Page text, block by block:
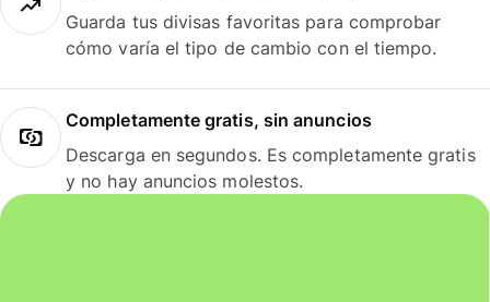
Guarda tus divisas favoritas para comprobar
cómo varía el tipo de cambio con el tiempo.
Completamente gratis, sin anuncios
Descarga en segundos. Es completamente gratis
y no hay anuncios molestos.